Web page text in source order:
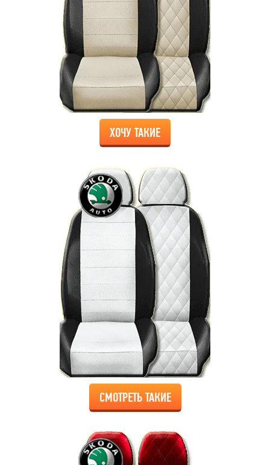
ХОЧУ ТАКИЕ
СМОТРЕТЬ ТАКИЕ